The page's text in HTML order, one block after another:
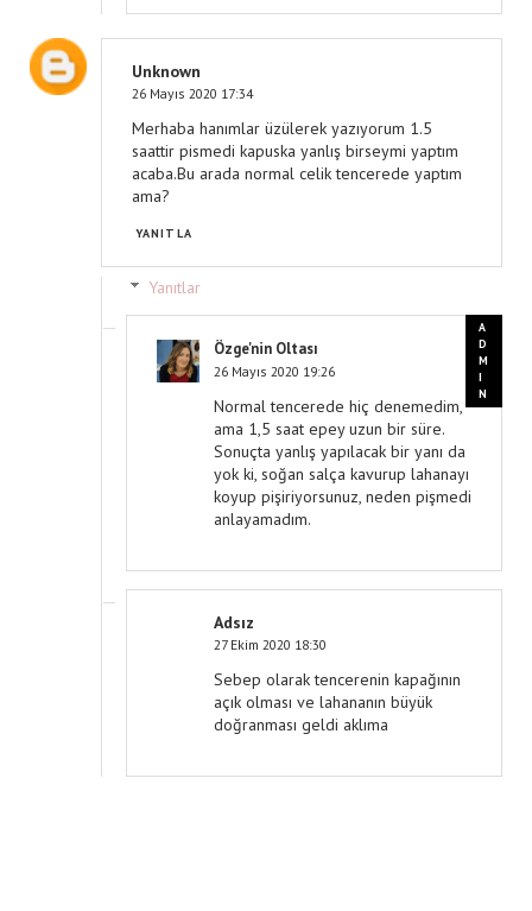
Unknown
26 Mayıs 2020 17:34
Merhaba hanımlar üzülerek yazıyorum 1.5
saattir pismedi kapuska yanlış birseymi yaptım
acaba.Bu arada normal celik tencerede yaptım
ama?
YANITLA
Yanıtlar
Özge'nin Oltası
26 Mayıs 2020 19:26
Normal tencerede hiç denemedim,
ama 1,5 saat epey uzun bir süre.
Sonuçta yanlış yapılacak bir yanı da
yok ki, soğan salça kavurup lahanayı
koyup pişiriyorsunuz, neden pişmedi
anlayamadım.
Adsız
27 Ekim 2020 18:30
Sebep olarak tencerenin kapağının
açık olması ve lahananın büyük
doğranması geldi aklıma